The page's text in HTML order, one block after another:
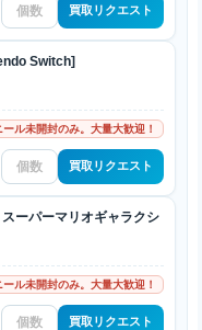
買取リクエスト
Switch]
ール未開封のみ。大量大歓迎！
買取リクエスト
ーパーマリオギャラクシ
ール未開封のみ。大量大歓迎！
買取リクエスト